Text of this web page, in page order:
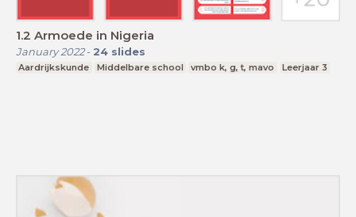
1.2 Armoede in Nigeria
January 2022- 24 slides
Aardrijkskunde Middelbare school vmbo k, g, t, mavo Leerjaar 3